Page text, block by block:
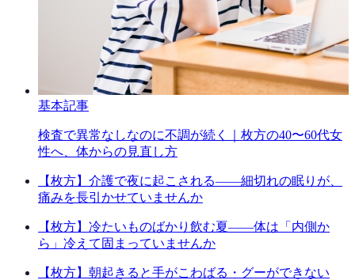
基本記事
検査で異常なしなのに不調が続く｜枚方の40〜60代女
性へ、体からの見直し方
【枚方】介護で夜に起こされる——細切れの眠りが、
痛みを長引かせていませんか
【枚方】冷たいものばかり飲む夏——体は「内側か
ら」冷えて固まっていませんか
【枚方】朝起きると手がこわばる・グーができない